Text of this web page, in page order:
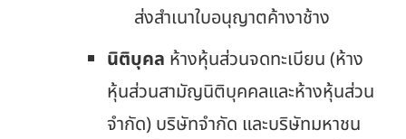
ส่งสำเนาใบอนุญาตค้างาช้าง
นิติบุคล ห้างหุ้นส่วนจดทะเบียน (ห้าง
หุ้นส่วนสามัญนิติบุคคลและห้างหุ้นส่วน
จำกัด) บริษัทจำกัด และบริษัทมหาชน